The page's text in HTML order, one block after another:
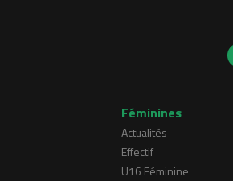
Féminines
Actualités
Effectif
U16 Féminine